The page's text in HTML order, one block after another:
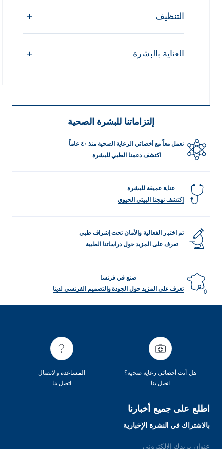
التنظيف
العناية بالبشرة
إلتزاماتنا للبشرة الصحية
نعمل معاً مع أخصائي الرعاية الصحية منذ ٤٠ عاماً
اكتشف دعمنا الطبي للبشرة
عناية عميقة للبشرة
إكتشف نهجنا البيئي الحيوي
تم اختبار الفعالية والأمان تحت إشراف طبي
تعرف على المزيد حول دراساتنا الطبية
صنع في فرنسا
تعرف على المزيد حول الجودة والتصميم الفرنسي لدينا
هل أنت أخصائي رعاية صحية؟
اتصل بنا
المساعدة والاتصال
اتصل بنا
اطلع على جميع أخبارنا
بالاشتراك في النشرة الإخبارية